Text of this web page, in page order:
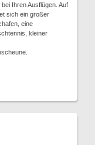
Ihren Ausflügen. Auf
sich ein großer
eine
kleiner